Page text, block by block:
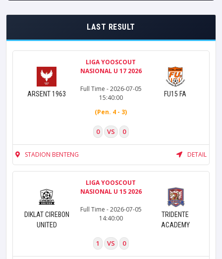
LAST RESULT
ARSENT 1963
LIGA YOOSCOUT
NASIONAL U 17 2026
Full Time - 2026-07-05
15:40:00
(Pen. 4 - 3)
0 VS 0
FU15 FA
STADION BENTENG DETAIL
DIKLAT CIREBON
UNITED
LIGA YOOSCOUT
NASIONAL U 15 2026
Full Time - 2026-07-05
14:40:00
1 VS 0
TRIDENTE
ACADEMY